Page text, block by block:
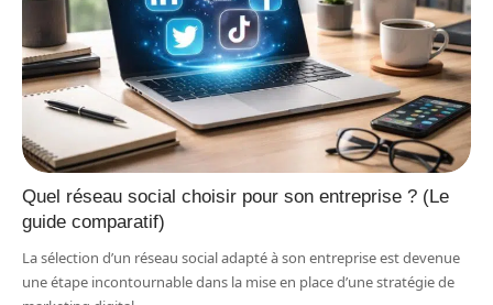
Quel réseau social choisir pour son entreprise ? (Le
guide comparatif)
La sélection d’un réseau social adapté à son entreprise est devenue
une étape incontournable dans la mise en place d’une stratégie de